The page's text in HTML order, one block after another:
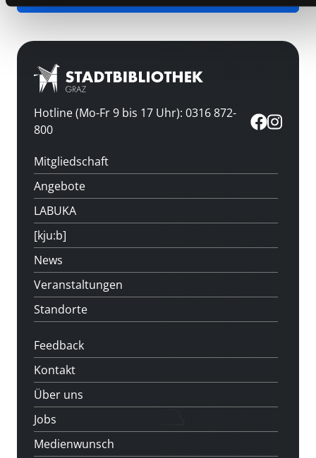
Hotline (Mo-Fr 9 bis 17 Uhr): 0316 872-
800
Mitgliedschaft
Angebote
LABUKA
[kju:b]
News
Veranstaltungen
Standorte
Feedback
Kontakt
Über uns
Jobs
Medienwunsch